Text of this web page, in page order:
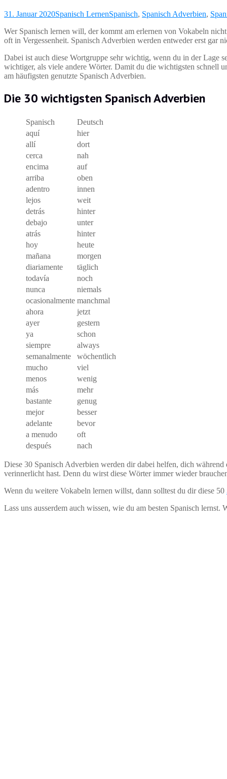
31. Januar 2020Spanisch LernenSpanisch, Spanisch Adverbien,
Wer Spanisch lernen will, der kommt am erlernen von Vokabeln
oft in Vergessenheit. Spanisch Adverbien werden entweder erst gar
Dabei ist auch diese Wortgruppe sehr wichtig, wenn du in der Lage
wichtiger, als viele andere Wörter. Damit du die wichtigsten schnell
am häufigsten genutzte Spanisch Adverbien.
Die 30 wichtigsten Spanisch Adverbien
Spanisch
Deutsch
aquí
hier
allí
dort
cerca
nah
encima
auf
arriba
oben
adentro
innen
lejos
weit
detrás
hinter
debajo
unter
atrás
hinter
hoy
heute
mañana
morgen
diariamente
täglich
todavía
noch
nunca
niemals
ocasionalmente manchmal
ahora
jetzt
ayer
gestern
ya
schon
siempre
always
semanalmente
wöchentlich
mucho
viel
menos
wenig
más
mehr
bastante
genug
mejor
besser
adelante
bevor
a menudo
oft
después
nach
Diese 30 Spanisch Adverbien werden dir dabei helfen, dich während
verinnerlicht hast. Denn du wirst diese Wörter immer wieder
Wenn du weitere Vokabeln lernen willst, dann solltest du dir diese 50
Lass uns ausserdem auch wissen, wie du am besten Spanisch